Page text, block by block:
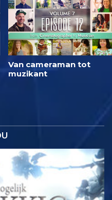
Van cameraman tot
muzikant